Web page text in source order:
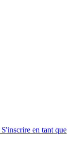
S'inscrire en tant que